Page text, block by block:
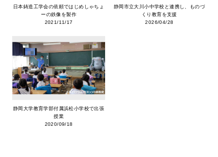
日本鋳造工学会の依頼ではじめしゃちょ
ーの鉄像を製作
2021/11/17
静岡市立大川小中学校と連携し、ものづ
くり教育を支援
2026/04/28
静岡大学教育学部付属浜松小学校で出張
授業
2020/09/18